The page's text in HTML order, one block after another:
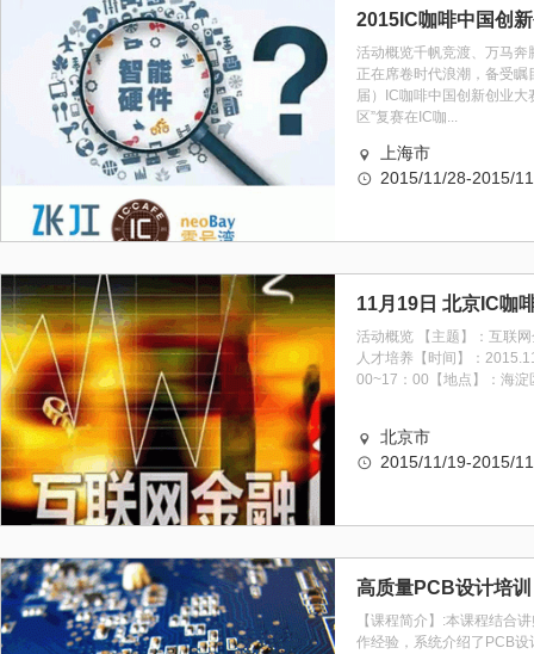
活动概览千帆竞渡、万马奔
正在席卷时代浪潮，备受瞩
届）IC咖啡中国创新创业大
区”复赛在IC咖...
上海市
2015/11/28-2015/
活动概览 【主题】：互联
人才培养【时间】：
00~17：00【地点】：海淀
北京市
2015/11/19-2015/
高质量PCB设计培训
【课程简介】:本课程结合
作经验，系统介绍了PCB设